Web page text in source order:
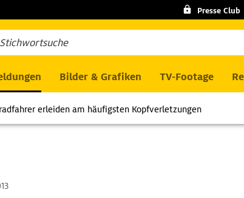
Presse Club
Bilder & Grafiken TV-Footage
erleiden am häufigsten Kopfverletzungen